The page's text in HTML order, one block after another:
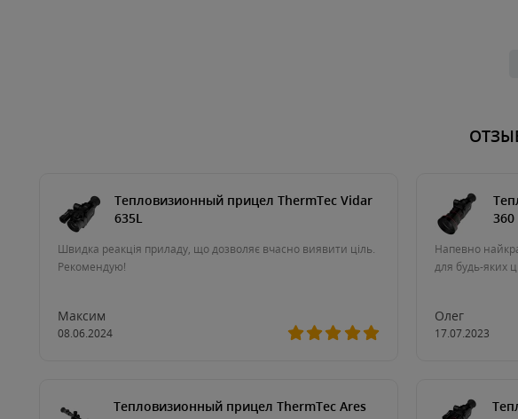
Тепловизионный прицел ThermTec Vidar
635L
Швидка реакція приладу, що дозволяє вчасно виявити ціль.
Рекомендую!
Максим
08.06.2024
360
Напевно
для будь-яких
Олег
17.07.2023
Тепловизионный прицел ThermTec Ares